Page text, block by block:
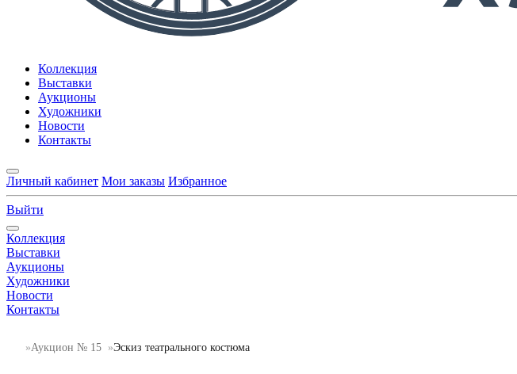
Коллекция
Выставки
Аукционы
Художники
Новости
Контакты
Личный кабинет Мои заказы Избранное
Выйти
Коллекция
Выставки
Аукционы
Художники
Новости
Контакты
Аукцион № 15 Эскиз театрального костюма